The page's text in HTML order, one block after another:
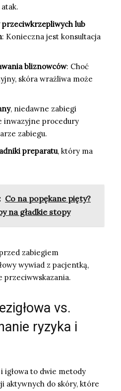
lub
: Konieczna jest konsultacja
bliznowców: Choć
skóra wrażliwa może
, niedawne zabiegi
inwazyjne procedury
zabiegu.
preparatu, który ma
Co na popękane pięty?
na gładkie stopy
zabiegiem
wywiad z pacjentką,
przeciwwskazania.
vs.
ryzyka i
igłowa to dwie metody
aktywnych do skóry, które